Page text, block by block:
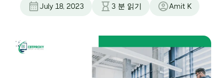
July 18, 2023 3 분 읽기 Amit K